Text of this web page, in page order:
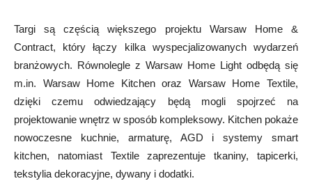
Targi są częścią większego projektu Warsaw Home &
Contract, który łączy kilka wyspecjalizowanych wydarzeń
branżowych. Równolegle z Warsaw Home Light odbędą się
m.in. Warsaw Home Kitchen oraz Warsaw Home Textile,
dzięki czemu odwiedzający będą mogli spojrzeć na
projektowanie wnętrz w sposób kompleksowy. Kitchen pokaże
nowoczesne kuchnie, armaturę, AGD i systemy smart
kitchen, natomiast Textile zaprezentuje tkaniny, tapicerki,
tekstylia dekoracyjne, dywany i dodatki.